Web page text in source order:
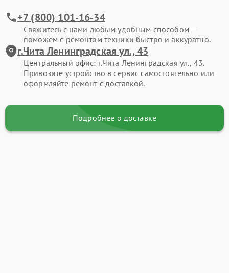
+7 (800) 101-16-34
Свяжитесь с нами любым удобным способом —
поможем с ремонтом техники быстро и аккуратно.
г.Чита Ленинградская ул., 43
Центральный офис: г.Чита Ленинградская ул., 43.
Привозите устройство в сервис самостоятельно или
оформляйте ремонт с доставкой.
Подробнее о доставке